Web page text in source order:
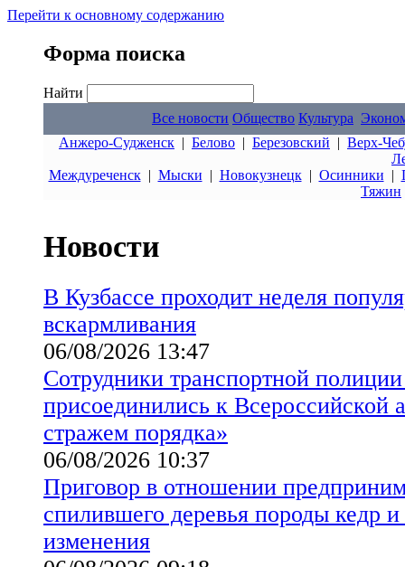
Перейти к основному содержанию
Форма поиска
Найти
Все новости Общество Культура
Анжеро-Судженск | Белово | Березовский | Верх-
Междуреченск| Мыски | Новокузнецк| Осинники |
Тяжин
Новости
В Кузбассе проходит неделя
вскармливания
06/08/2026 13:47
Сотрудники транспортной полиции
присоединились к Всероссийской
стражем порядка»
06/08/2026 10:37
Приговор в отношении
спилившего деревья породы кедр и
изменения